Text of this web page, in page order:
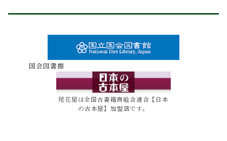
国会図書館
尾花屋は全国古書籍商組合連合【日本
の古本屋】加盟店です。